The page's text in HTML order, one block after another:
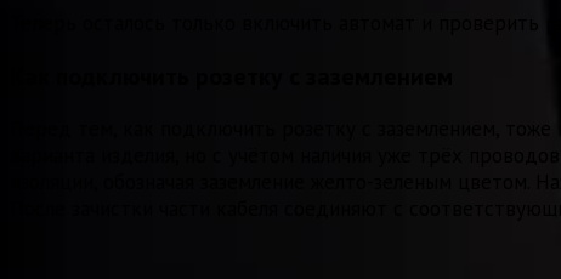
Теперь осталось только включить автомат и проверить
Перед тем, как подключить розетку с заземлением,
варианта изделия, но с учётом наличия уже трёх
изоляции, обозначая заземление желто-зеленым
После зачистки части кабеля соединяют с